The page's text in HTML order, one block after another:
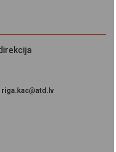
riga.kac@atd.lv